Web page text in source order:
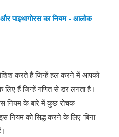
पाइथागोरस का नियम - आलोक
करते हैं जिन्हें हल करने में आपको
हैं जिन्हें गणित से डर लगता है।
नियम के बारे में कुछ रोचक
नियम को सिद्ध करने के लिए ‘बिना